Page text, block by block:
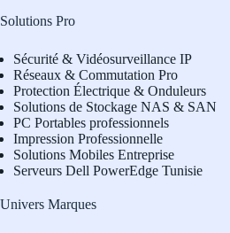
Solutions Pro
Sécurité & Vidéosurveillance IP
Réseaux & Commutation Pro
Protection Électrique & Onduleurs
Solutions de Stockage NAS & SAN
PC Portables professionnels
Impression Professionnelle
Solutions Mobiles Entreprise
Serveurs Dell PowerEdge Tunisie
Univers Marques